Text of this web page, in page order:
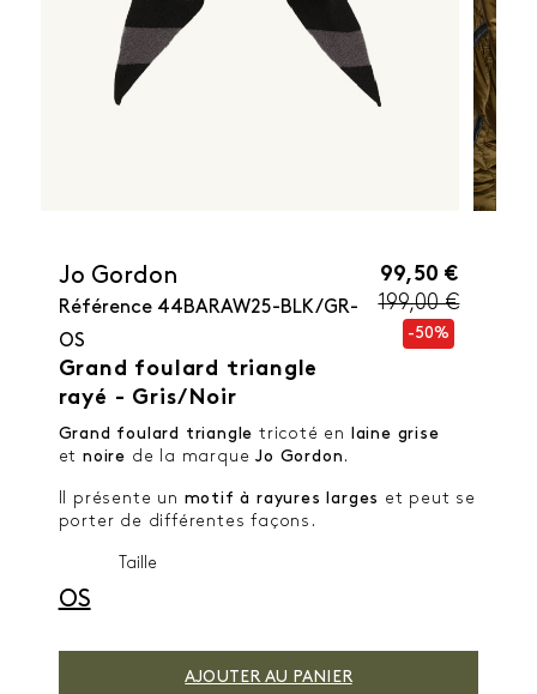
Jo Gordon
Référence 44BARAW25-BLK/GR-
OS
Grand foulard triangle
rayé - Gris/Noir
99,50 €
199,00 €
-50%
Grand foulard triangle tricoté en
laine grise
et noire de la marqueJo Gordon .
Il présente un motif à rayures larges et peut se
porter de différentes façons.
Taille
OS
AJOUTER AU PANIER